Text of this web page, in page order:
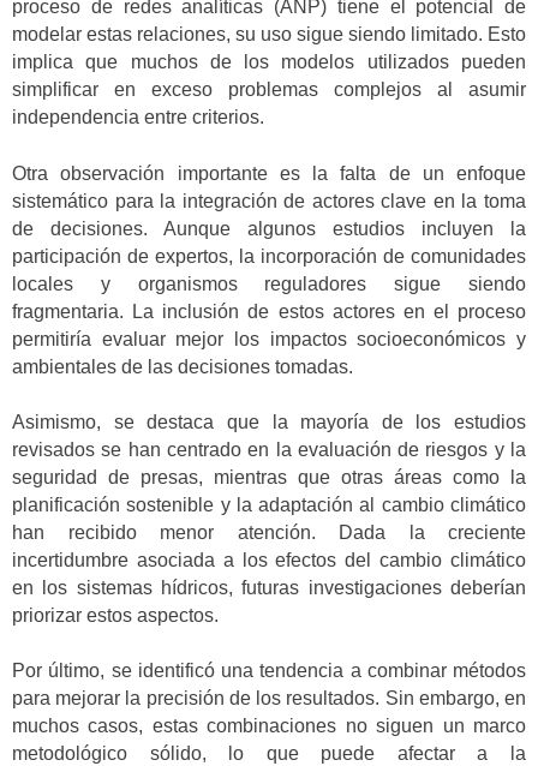
proceso de redes analíticas (ANP) tiene el potencial de
modelar estas relaciones, su uso sigue siendo limitado. Esto
implica que muchos de los modelos utilizados pueden
simplificar en exceso problemas complejos al asumir
independencia entre criterios.
Otra observación importante es la falta de un enfoque
sistemático para la integración de actores clave en la toma
de decisiones. Aunque algunos estudios incluyen la
participación de expertos, la incorporación de comunidades
locales y organismos reguladores sigue siendo
fragmentaria. La inclusión de estos actores en el proceso
permitiría evaluar mejor los impactos socioeconómicos y
ambientales de las decisiones tomadas.
Asimismo, se destaca que la mayoría de los estudios
revisados se han centrado en la evaluación de riesgos y la
seguridad de presas, mientras que otras áreas como la
planificación sostenible y la adaptación al cambio climático
han recibido menor atención. Dada la creciente
incertidumbre asociada a los efectos del cambio climático
en los sistemas hídricos, futuras investigaciones deberían
priorizar estos aspectos.
Por último, se identificó una tendencia a combinar métodos
para mejorar la precisión de los resultados. Sin embargo, en
muchos casos, estas combinaciones no siguen un marco
metodológico sólido, lo que puede afectar a la